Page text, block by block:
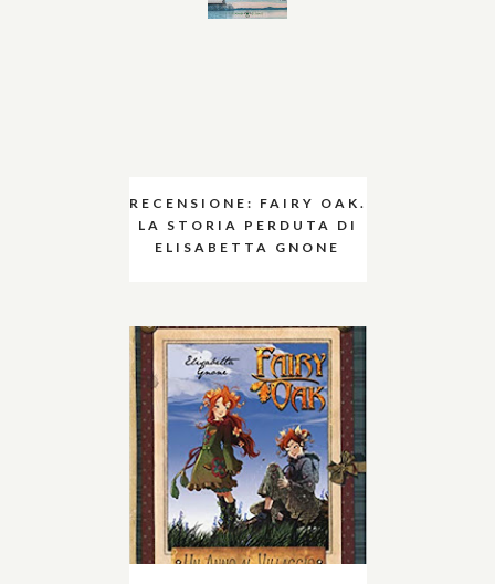
RECENSIONE: FAIRY OAK.
LA STORIA PERDUTA DI
ELISABETTA GNONE